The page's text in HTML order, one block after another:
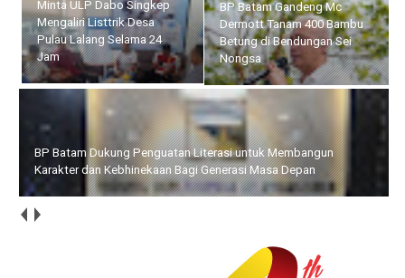
Minta ULP Dabo Singkep
Mengaliri Listtrik Desa
Pulau Lalang Selama 24
Jam
Baku, BP Batam Gandeng
Mc Dermott Tanam 400
Bambu Betung di
Bendungan Sei Nongsa
BP Batam Dukung Penguatan Literasi untuk Membangun
Karakter dan Kebhinekaan Bagi Generasi Masa Depan